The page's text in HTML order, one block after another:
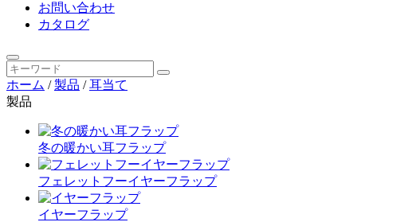
お問い合わせ
カタログ
ホーム /製品 /耳当て
製品
冬の暖かい耳フラップ
フェレットフーイヤーフラップ
イヤーフラップ